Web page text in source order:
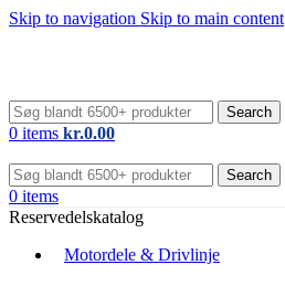
Skip to navigation Skip to main content
Search
0 items kr.0.00
Search
0 items
Reservedelskatalog
Motordele & Drivlinje